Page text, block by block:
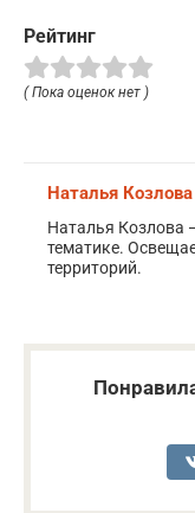
Рейтинг
( Пока оценок нет )
Наталья Козлова
Наталья Козлова
тематике.
территорий.